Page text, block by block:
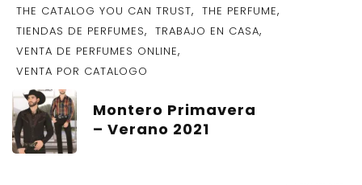
THE CATALOG YOU CAN TRUST, THE PERFUME,
TIENDAS DE PERFUMES, TRABAJO EN CASA,
VENTA DE PERFUMES ONLINE,
VENTA POR CATALOGO
Montero Primavera
– Verano 2021